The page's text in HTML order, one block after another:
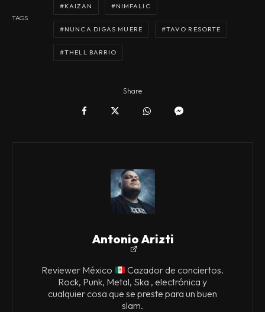
TAGS
KAIZAN NIMFALIC
NUNCA DIGAS MUERE TAVO RESORTE
THELL BARRIO
Share
Antonio Arizti
Reviewer México
Cazador de conciertos.
Rock, Punk, Metal, Ska , electrónica y
cualquier cosa que se preste para un buen
slam.